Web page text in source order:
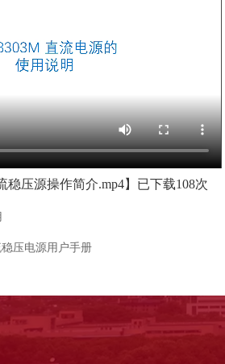
稳压源操作简介.mp4】已下载108次
压电源用户手册